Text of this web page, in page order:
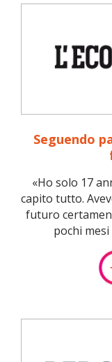
Seguendo
«Ho solo 17
capito tutto.
futuro
pochi